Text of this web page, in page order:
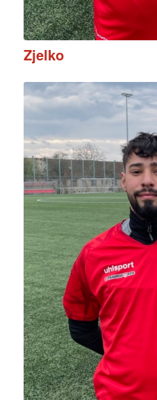
Zjelko